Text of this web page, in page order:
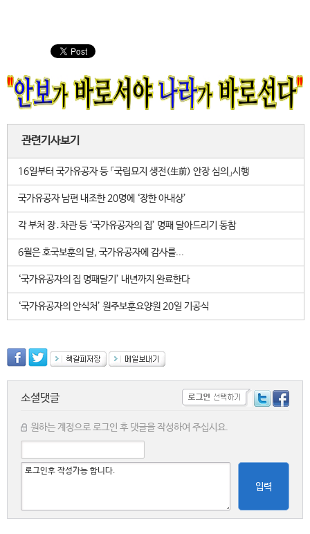
관련기사보기
16일부터 국가유공자 등 「국립묘지 생전(生前) 안장 심의」시행
국가유공자 남편 내조한 20명에 ‘장한 아내상’
각 부처 장․차관 등 ‘국가유공자의 집’ 명패 달아드리기 동참
6월은 호국보훈의 달, 국가유공자에 감사를...
‘국가유공자의 집 명패달기’ 내년까지 완료한다
‘국가유공자의 안식처’ 원주보훈요양원 20일 기공식
소셜댓글
원하는 계정으로 로그인 후 댓글을 작성하여 주십시요.
입력